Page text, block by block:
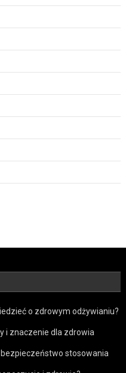
o zdrowym odżywianiu?
i znaczenie dla zdrowia
stosowania